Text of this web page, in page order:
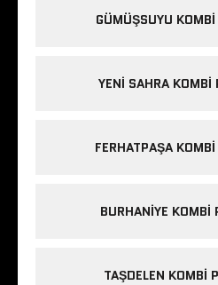
GÜMÜŞSUYU
YENI SAHRA KOMBI
FERHATPAŞA
BURHANIYE KOMBI
TAŞDELEN KOMBI